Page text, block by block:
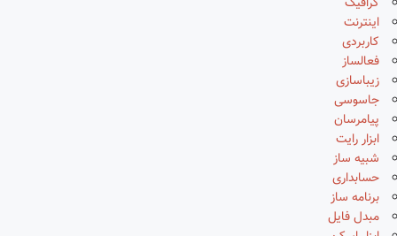
اینترنت
کاربردی
فعالساز
زیباسازی
جاسوسی
پیامرسان
ابزار رایت
شبیه ساز
حسابداری
برنامه ساز
مبدل فایل